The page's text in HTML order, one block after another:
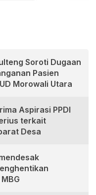
Soroti Dugaan
Pasien
Morowali Utara
Aspirasi PPDI
terkait
Desa